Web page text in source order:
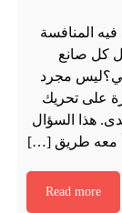
المنافسة
كل صانع
مجرد
على تحريك
هذا السؤال
معه طريق […]
Read more